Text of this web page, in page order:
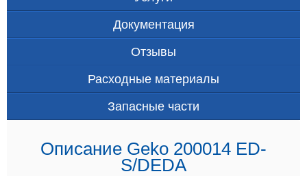
Документация
Отзывы
Расходные материалы
Запасные части
Описание Geko 200014 ED-
S/DEDA